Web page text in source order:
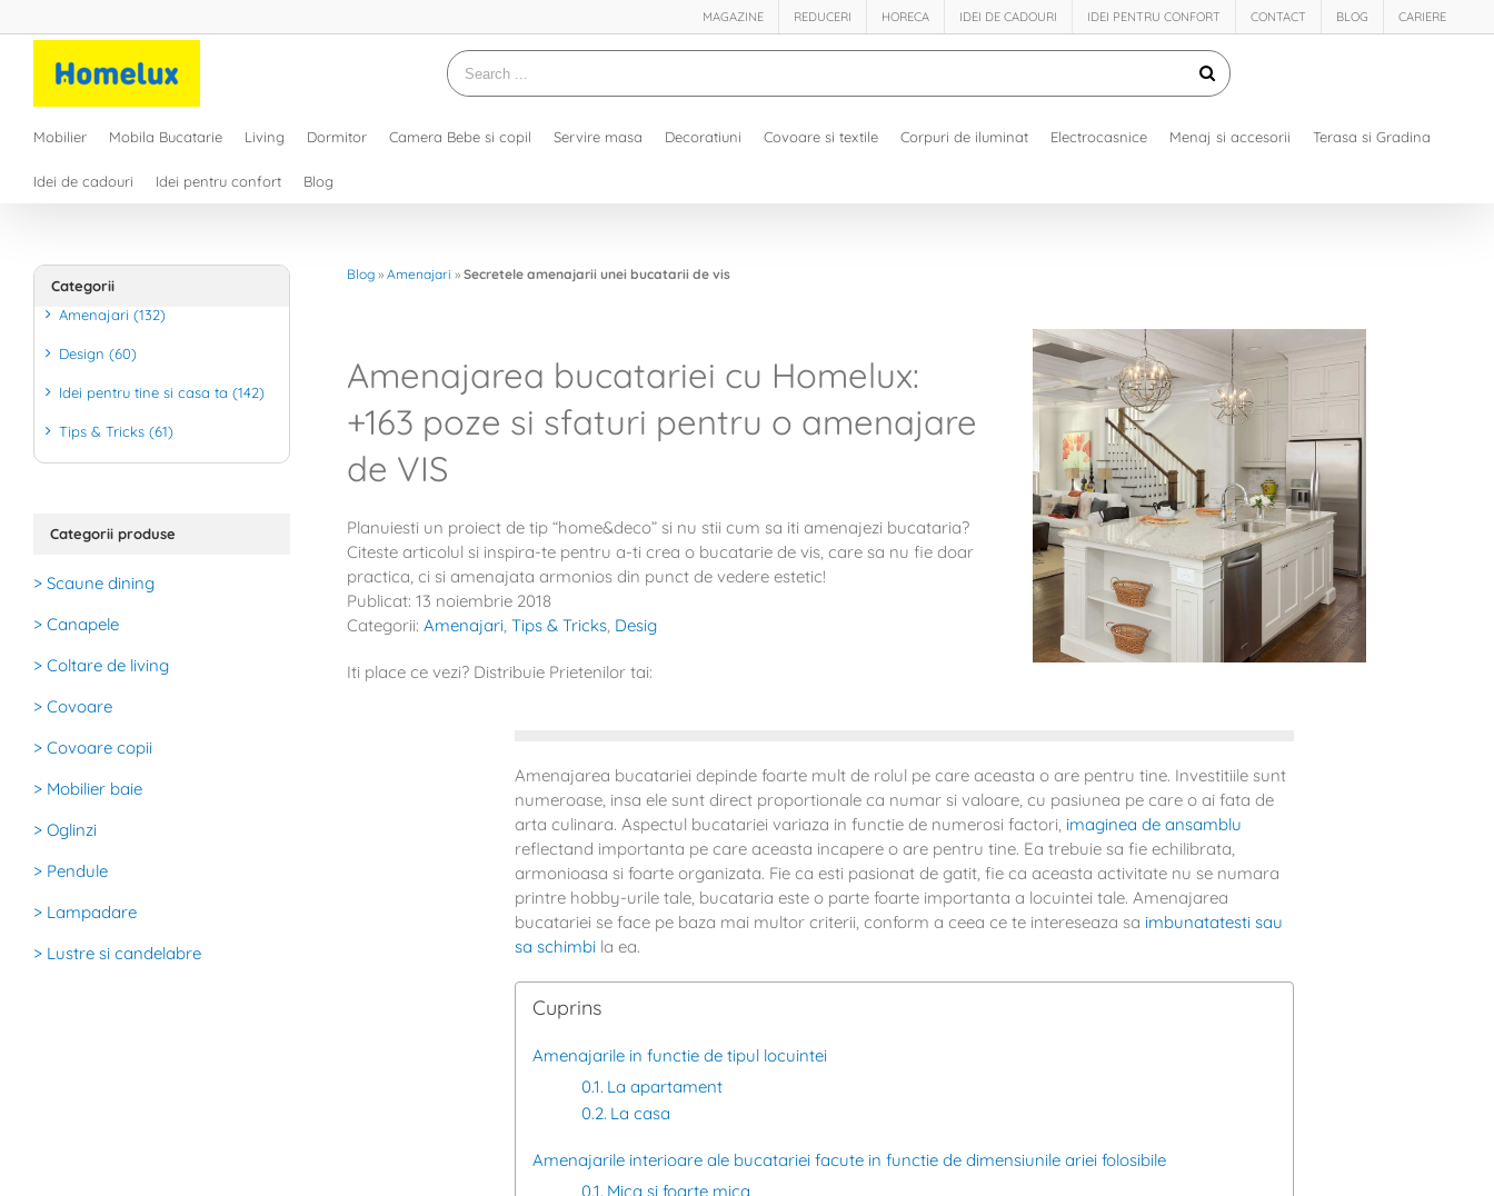
to
content
MAGAZINE REDUCERI HORECA IDEI DE CADOURI IDEI PENTRU CONFORT CONTACT BLOG CARIERE
Search
for:
Mobilier Mobila Bucatarie Living Dormitor Camera Bebe si copil Servire masa Decoratiuni Covoare si textile Corpuri de iluminat Electrocasnice Menaj si accesorii Terasa si Gradina
Idei de cadouri Idei pentru confort Blog
Blog »Amenajari »Secretele amenajarii unei bucatarii de vis
Amenajarea bucatariei cu Homelux:
+163 poze si sfaturi pentru o amenajare
de VIS
Planuiesti un proiect de tip “home&deco” si nu stii cum sa iti amenajezi bucataria?
Citeste articolul si inspira-te pentru a-ti crea o bucatarie de vis, care sa nu fie doar
practica, ci si amenajata armonios din punct de vedere estetic!
Publicat: 13 noiembrie 2018
Categorii:Amenajari ,Tips & Tricks Desig
Iti place ce vezi? Distribuie Prietenilor tai:
Amenajarea bucatariei depinde foarte mult de rolul pe care aceasta o are pentru tine. Investitiile sunt
numeroase, insa ele sunt direct proportionale ca numar si valoare, cu pasiunea pe care o ai fata de
arta culinara. Aspectul bucatariei variaza in functie de numerosi factori, imaginea de ansamblu
reflectand importanta pe care aceasta incapere o are pentru tine. Ea trebuie sa fie echilibrata,
armonioasa si foarte organizata. Fie ca esti pasionat de gatit, fie ca aceasta activitate nu se numara
printre hobby-urile tale, bucataria este o parte foarte importanta a locuintei tale. Amenajarea
bucatariei se face pe baza mai multor criterii, conform a ceea ce te intereseaza sa imbunatatesti sau
sa schimbila ea.
Cuprins
Amenajarile in functie de tipul locuintei
La apartament
La casa
Amenajarile interioare ale bucatariei facute in functie de dimensiunile ariei folosibile
Mica si foarte mica
Categorii
Amenajari (132)
Design (60)
Idei pentru tine si casa ta (142)
Tips & Tricks (61)
Categorii produse
> Scaune dining
> Canapele
> Coltare de living
> Covoare
> Covoare copii
> Mobilier baie
> Oglinzi
> Pendule
> Lampadare
> Lustre si candelabre